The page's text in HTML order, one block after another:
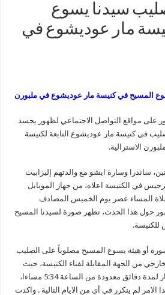
سيدنا يسوع
مار عوديشوع في
المسيح في كنيسة مار عوديشوع في ملبورن
على مواقع التواصل الاجتماعي لظهور يجسد
في كنيسة مار عوديشوع التابعة لكنيسة
الاسترالية.
ساندرا وسارة ايشو مع والدتهم إليزابيث
في الكنيسة اعلاه، من جهاز الموبايل
صلاة المساء عصر يوم الخميس المصادف
الصور حول هذا الحدث، تظهر صورة لسيدنا المسيح
للكنيسة.
أو هيئة يسوع المسيح مصلوباً على الصليب
من الجهة المقابلة لفناء الكنيسة، حيث
أستمر هذا الظهور على الستار لمدة دقائق معدودة من الساعة 5:34 مساءا،
مساءا، وهذا الامر لم يتكرر في أي من الايام التالية . واكدت